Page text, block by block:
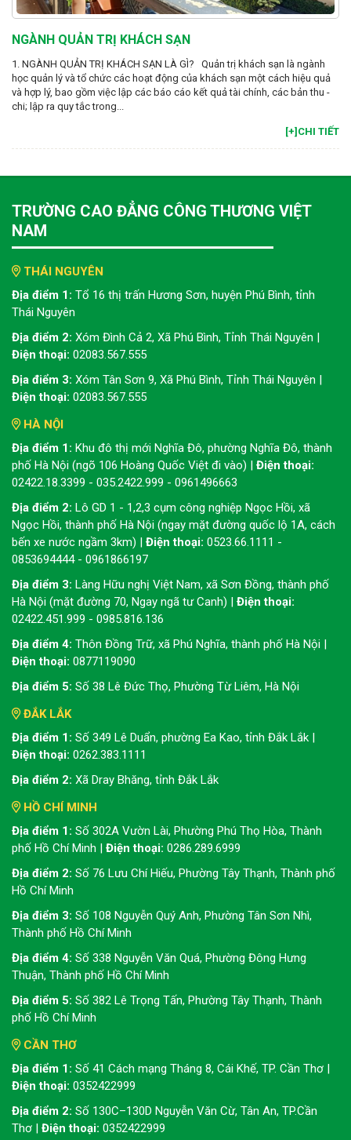
NGÀNH QUẢN TRỊ KHÁCH SẠN
1. NGÀNH QUẢN TRỊ KHÁCH SẠN LÀ GÌ? Quản trị khách sạn là ngành
học quản lý và tổ chức các hoạt động của khách sạn một cách hiệu quả
và hợp lý, bao gồm việc lập các báo cáo kết quả tài chính, các bản thu -
chi; lập ra quy tắc trong...
[+]CHI TIẾT
TRƯỜNG CAO ĐẲNG CÔNG THƯƠNG VIỆT
NAM
THÁI NGUYÊN
Địa điểm 1: Tổ 16 thị trấn Hương Sơn, huyện Phú Bình, tỉnh
Thái Nguyên
Địa điểm 2: Xóm Đình Cả 2, Xã Phú Bình, Tỉnh Thái Nguyên |
Điện thoại: 02083.567.555
Địa điểm 3: Xóm Tân Sơn 9, Xã Phú Bình, Tỉnh Thái Nguyên |
Điện thoại: 02083.567.555
HÀ NỘI
Địa điểm 1: Khu đô thị mới Nghĩa Đô, phường Nghĩa Đô, thành
phố Hà Nội (ngõ 106 Hoàng Quốc Việt đi vào) | Điện thoại:
02422.18.3399 - 035.2422.999 - 0961496663
Địa điểm 2: Lô GD 1 - 1,2,3 cụm công nghiệp Ngọc Hồi, xã
Ngọc Hồi, thành phố Hà Nội (ngay mặt đường quốc lộ 1A, cách
bến xe nước ngầm 3km) | Điện thoại: 0523.66.1111 -
0853694444 - 0961866197
Địa điểm 3: Làng Hữu nghị Việt Nam, xã Sơn Đồng, thành phố
Hà Nội (mặt đường 70, Ngay ngã tư Canh) | Điện thoại:
02422.451.999 - 0985.816.136
Địa điểm 4: Thôn Đồng Trữ, xã Phú Nghĩa, thành phố Hà Nội |
Điện thoại: 0877119090
Địa điểm 5: Số 38 Lê Đức Thọ, Phường Từ Liêm, Hà Nội
ĐẮK LẮK
Địa điểm 1: Số 349 Lê Duẩn, phường Ea Kao, tỉnh Đắk Lắk |
Điện thoại: 0262.383.1111
Địa điểm 2: Xã Dray Bhăng, tỉnh Đắk Lắk
HỒ CHÍ MINH
Địa điểm 1: Số 302A Vườn Lài, Phường Phú Thọ Hòa, Thành
phố Hồ Chí Minh | Điện thoại: 0286.289.6999
Địa điểm 2: Số 76 Lưu Chí Hiếu, Phường Tây Thạnh, Thành phố
Hồ Chí Minh
Địa điểm 3: Số 108 Nguyễn Quý Anh, Phường Tân Sơn Nhì,
Thành phố Hồ Chí Minh
Địa điểm 4: Số 338 Nguyễn Văn Quá, Phường Đông Hưng
Thuận, Thành phố Hồ Chí Minh
Địa điểm 5: Số 382 Lê Trọng Tấn, Phường Tây Thạnh, Thành
phố Hồ Chí Minh
CẦN THƠ
Địa điểm 1: Số 41 Cách mạng Tháng 8, Cái Khế, TP. Cần Thơ |
Điện thoại: 0352422999
Địa điểm 2: Số 130C–130D Nguyễn Văn Cừ, Tân An, TP.Cần
Thơ | Điện thoại: 0352422999